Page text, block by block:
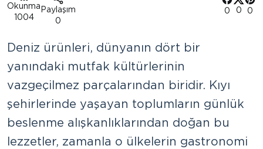
Okunma
1004
Paylaşım
0
0 0 0
Deniz ürünleri, dünyanın dört bir
yanındaki mutfak kültürlerinin
vazgeçilmez parçalarından biridir. Kıyı
şehirlerinde yaşayan toplumların günlük
beslenme alışkanlıklarından doğan bu
lezzetler, zamanla o ülkelerin gastronomi